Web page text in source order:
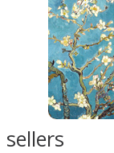
sellers